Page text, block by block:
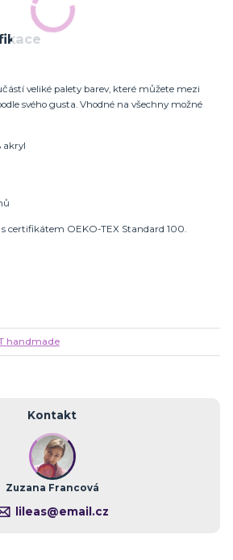
veliké palety barev, které můžete mezi
svého gusta. Vhodné na všechny možné
akryl
certifikátem OEKO-TEX Standard 100.
handmade
Kontakt
Zuzana Francová
lileas@email.cz